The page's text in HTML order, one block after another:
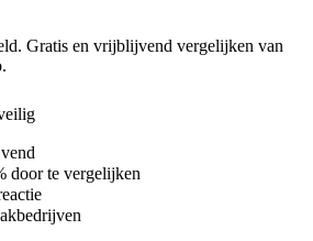
Gratis en vrijblijvend vergelijken van
door te vergelijken